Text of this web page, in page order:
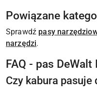
Powiązane
Sprawdź pasy
narzędzi.
FAQ - pas
Czy kabura pasuje